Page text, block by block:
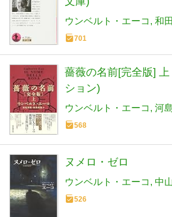
ウンベルト・エーコ 和
701
薔薇の名前[完全版]
ション)
ウンベルト・エーコ 河
568
ヌメロ・ゼロ
ウンベルト・エーコ 中
526